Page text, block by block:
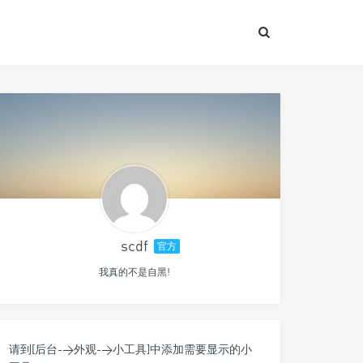
scdf 官方
我真的不是自黑!
请到[后台->外观->小工具]中添加需要显示的小